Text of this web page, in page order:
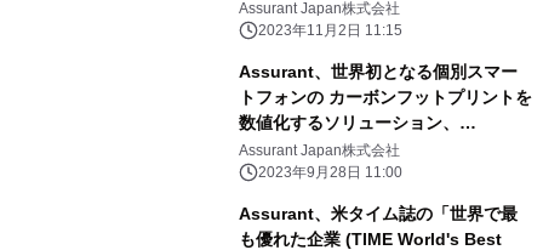
Assurant Japan株式会社
2023年11月2日 11:15
Assurant、世界初となる個別スマー
トフォンの カーボンフットプリントを
数値化するソリューション、
「Carbon IQ(カーボン アイキュー)」
を発表
Assurant Japan株式会社
2023年9月28日 11:00
Assurant、米タイム誌の「世界で最
も優れた企業 (TIME World's Best